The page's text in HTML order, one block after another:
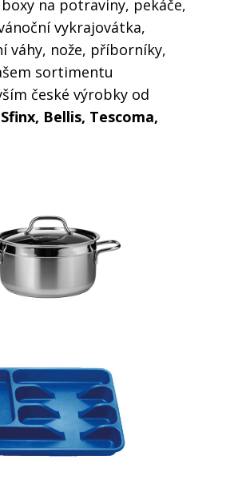
na potraviny, pekáče,
vykrajovátka,
váhy, nože, příborníky,
sortimentu
české výrobky od
Bellis, Tescoma,